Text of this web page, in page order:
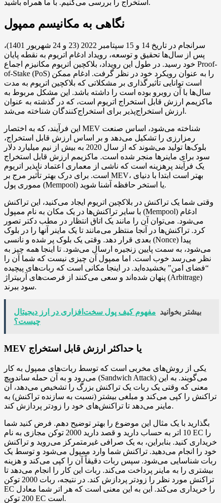
استخراج را بررسی می‌کنیم. با ما همراه باشید.
نگاهی به مکانیسم ممپول
سرانجام در تاریخ 14 و 15 سپتامبر 2022 (23 و 24 شهریور 1401)،
پس از سال‌ها تحقیق و توسعه، رویداد ادغام اتریوم به نقطه پایان
خود رسید. در طول این رویداد، بلاکچین اتریوم مکانیزم اجماع Proof-
of-Stake (PoS) را به عنوان رویکرد خود در نظر گرفت. ادغام ممکن
است توانایی تأثیرگذاری بر مشکلاتی که بلاکچین اتریوم به مدت
سال‌ها با آن روبرو بوده است را داشته باشد. این مشکل مربوط به
ماکزیمم ارزش قابل استخراج اتریوم است، که در گذشته به عنوان
ارزش استخراج‌پذیر برای استخراج‌کنندگان شناخته می‌شد.
این فرآیند، که به اختصار MEV شناخته می‌شود، اساس صنعت
رمزارزی را تشکیل می‌دهد و بر اساس ارزش قابل استخراج،
بلوک‌ها تولید می‌شوند که از سال 2020 به بیش از نیم میلیارد دلار
سود برای ماینرها منجر شده است. ماکزیمم ارزش قابل استخراج
یک فرآیند پرهزینه است که ناشی از معماری اعتماد ناپذیر اتریوم
است. برای درک بهتر تأثیر مرج بر MEV، بهتر است ابتدا با دنیای
مموری پول (Mempool) یا استخر حافظه آشنا شوید.
وقتی شما یک تراکنش در بلاکچین اتریوم ایجاد می‌کنید، این تراکنش
با سایر تراکنش‌ها در یک مکان به نام ممپول (Mempool) ادغام
می‌شود. می‌توان آن را مانند یک اتاق انتظار در مطب دکتر تصور
کرد. تراکنش‌ها در آنجا منتظر می‌مانند تا یک ماینر آنها را در بلوک
بعدی قرار دهد. وقتی یک بلوک پر شده و نانسی (Nonce) پیدا
می‌شود، به سمت پایین زنجیره ارسال می‌شود. تا اینجا همه چیز به
نظر می‌رسد خوب است. اما ممپول آن چیزی نیست که شما آن را
“فضای امن” بخشیده‌اید. در اینجا مکانی است که ربات‌های پیچیده
پنهان شده‌اند و سعی می‌کنند از فرصت‌های آربیتراژ (Arbitrage)
سود ببرند.
بیشتر بخوانید مفهوم کیف پول سخت‌افزاری در ارز دیجیتال
چیست؟
MEV یا حداکثر ارزش قابل استخراج
یکی از روش‌های مخربی است که توسط ربات‌های ممپول به کار
می‌رود و به آن حمله ساندویچ (Sandwich Attack) می‌گویند. به این
معنی که وقتی یک ربات یک تراکنش بزرگ را تشخیص می‌دهد، آن
تراکنش را کپی می‌کند و مبلغی بیشتر (نسبت به سازنده تراکنش) به
ماینر می‌دهد تا تراکنش‌های خود را زودتر پردازش کند.
بگذارید با یک مثال این موضوع را بهتر توضیح دهم. فرض کنید شما
10 اتر به حساب دارید و قصد دارید 2000 توکن مجازی به نام EC را
خریداری کنید. بنابراین، به یک صرافی غیرمتمرکز می‌روید و تراکنش
خود را انجام می‌دهید. تراکنش شما وارد ممپول می‌شود و توسط یک
ربات شناسایی می‌شود. سپس ربات دقیقاً آن را کپی می‌کند و هزینه
بیشتری را به ماینر پرداخت می‌کند. ربات این کار را انجام می‌دهد تا
تراکنش مورد نظر را زودتر پردازش کند. در نتیجه، ربات 2000 توکن
EC را خریداری می‌کند. این به این معنی است که هر اتر شما معادل
200 توکن EC است.